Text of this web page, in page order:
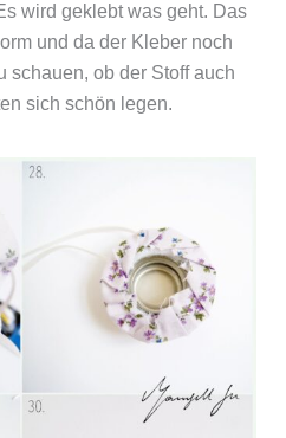
wird geklebt was geht. Das
und da der Kleber noch
schauen, ob der Stoff auch
sich schön legen.